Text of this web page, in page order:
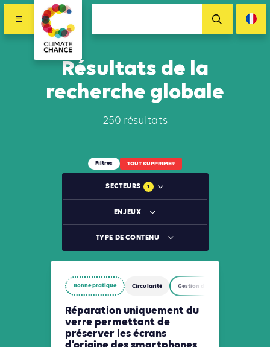
Résultats de la
recherche globale
250 résultats
Filtres TOUT SUPPRIMER
SECTEURS 1
ENJEUX
TYPE DE CONTENU
Bonne pratique Circularité Gestion des déchets
Réparation uniquement du
verre permettant de
préserver les écrans